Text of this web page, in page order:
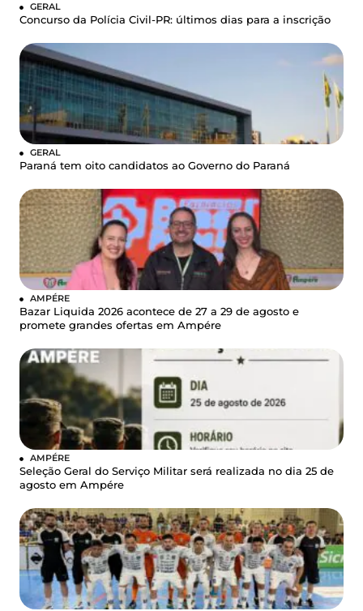
GERAL
Concurso da Polícia Civil-PR: últimos dias para a inscrição
GERAL
Paraná tem oito candidatos ao Governo do Paraná
AMPÉRE
Bazar Liquida 2026 acontece de 27 a 29 de agosto e
promete grandes ofertas em Ampére
AMPÉRE
Seleção Geral do Serviço Militar será realizada no dia 25 de
agosto em Ampére